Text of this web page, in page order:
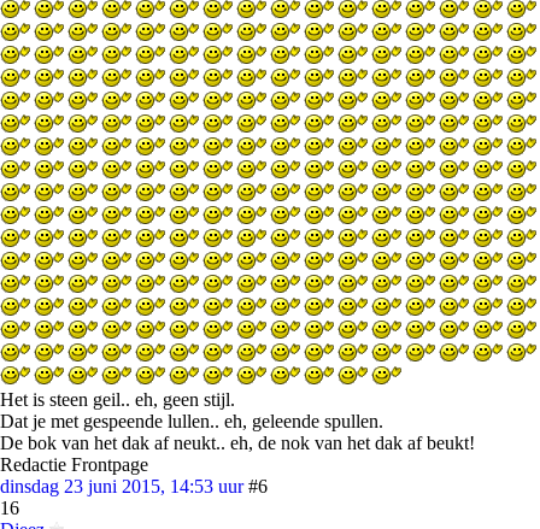
Het is steen geil.. eh, geen stijl.
Dat je met gespeende lullen.. eh, geleende spullen.
De bok van het dak af neukt.. eh, de nok van het dak af beukt!
Redactie Frontpage
dinsdag 23 juni 2015, 14:53 uur #6
16